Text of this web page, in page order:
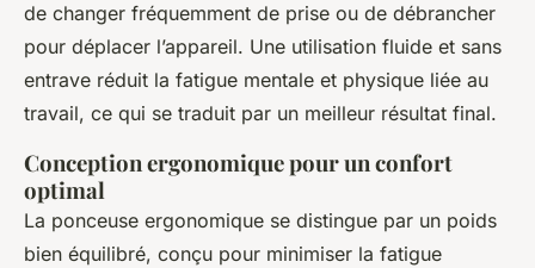
de changer fréquemment de prise ou de débrancher
pour déplacer l’appareil. Une utilisation fluide et sans
entrave réduit la fatigue mentale et physique liée au
travail, ce qui se traduit par un meilleur résultat final.
Conception ergonomique pour un confort
optimal
La ponceuse ergonomique se distingue par un poids
bien équilibré, conçu pour minimiser la fatigue